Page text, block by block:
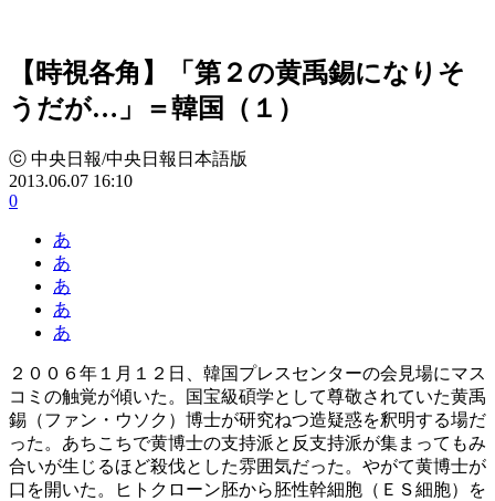
【時視各角】「第２の黄禹錫になりそ
うだが…」＝韓国（１）
ⓒ 中央日報/中央日報日本語版
2013.06.07 16:10
0
あ
あ
あ
あ
あ
２００６年１月１２日、韓国プレスセンターの会見場にマス
コミの触覚が傾いた。国宝級碩学として尊敬されていた黄禹
錫（ファン・ウソク）博士が研究ねつ造疑惑を釈明する場だ
った。あちこちで黄博士の支持派と反支持派が集まってもみ
合いが生じるほど殺伐とした雰囲気だった。やがて黄博士が
口を開いた。ヒトクローン胚から胚性幹細胞（ＥＳ細胞）を